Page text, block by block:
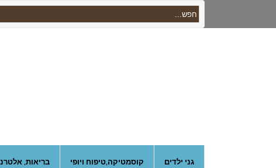
גני ילדים קוסמטיקה,טיפוח ויופי בריאות,